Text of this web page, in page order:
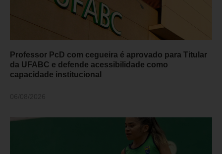
Professor PcD com cegueira é aprovado para Titular
da UFABC e defende acessibilidade como
capacidade institucional